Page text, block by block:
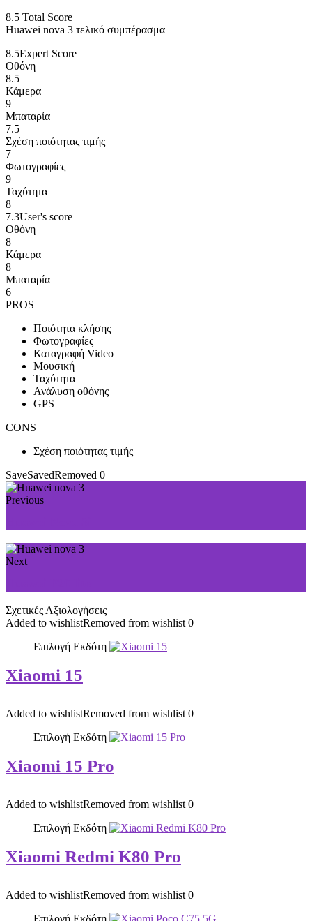
8.5 Total Score
Huawei nova 3 τελικό συμπέρασμα
8.5Expert Score
Οθόνη
8.5
Κάμερα
9
Μπαταρία
7.5
Σχέση ποιότητας τιμής
7
Φωτογραφίες
9
Ταχύτητα
8
7.3User's score
Οθόνη
8
Κάμερα
8
Μπαταρία
6
PROS
Ποιότητα κλήσης
Φωτογραφίες
Καταγραφή Video
Μουσική
Ταχύτητα
Ανάλυση οθόνης
GPS
CONS
Σχέση ποιότητας τιμής
SaveSavedRemoved 0
Previous
Next
Σχετικές Αξιολογήσεις
Added to wishlistRemoved from wishlist 0
Επιλογή Εκδότη
Xiaomi 15
Added to wishlistRemoved from wishlist 0
Επιλογή Εκδότη
Xiaomi 15 Pro
Added to wishlistRemoved from wishlist 0
Επιλογή Εκδότη
Xiaomi Redmi K80 Pro
Added to wishlistRemoved from wishlist 0
Επιλογή Εκδότη